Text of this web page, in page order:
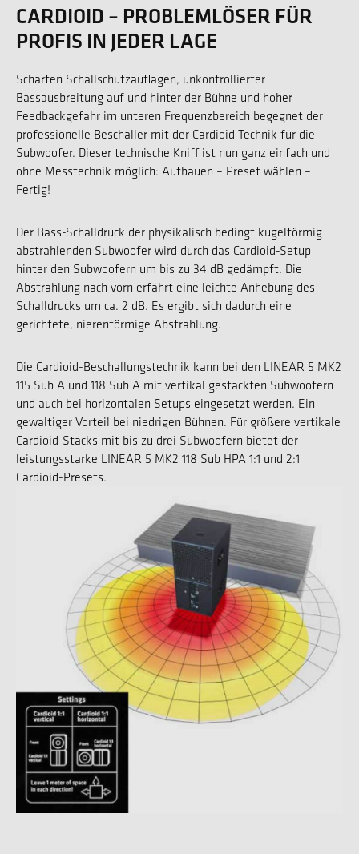
CARDIOID – PROBLEMLÖSER FÜR
PROFIS IN JEDER LAGE
Scharfen Schallschutzauflagen, unkontrollierter
Bassausbreitung auf und hinter der Bühne und hoher
Feedbackgefahr im unteren Frequenzbereich begegnet der
professionelle Beschaller mit der Cardioid-Technik für die
Subwoofer. Dieser technische Kniff ist nun ganz einfach und
ohne Messtechnik möglich: Aufbauen – Preset wählen –
Fertig!
Der Bass-Schalldruck der physikalisch bedingt kugelförmig
abstrahlenden Subwoofer wird durch das Cardioid-Setup
hinter den Subwoofern um bis zu 34 dB gedämpft. Die
Abstrahlung nach vorn erfährt eine leichte Anhebung des
Schalldrucks um ca. 2 dB. Es ergibt sich dadurch eine
gerichtete, nierenförmige Abstrahlung.
Die Cardioid-Beschallungstechnik kann bei den LINEAR 5 MK2
115 Sub A und 118 Sub A mit vertikal gestackten Subwoofern
und auch bei horizontalen Setups eingesetzt werden. Ein
gewaltiger Vorteil bei niedrigen Bühnen. Für größere vertikale
Cardioid-Stacks mit bis zu drei Subwoofern bietet der
leistungsstarke LINEAR 5 MK2 118 Sub HPA 1:1 und 2:1
Cardioid-Presets.